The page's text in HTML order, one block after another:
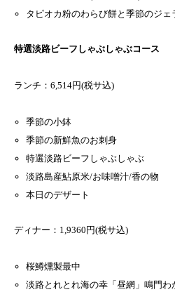
タピオカ粉のわらび餅と季節のジェ
特選淡路ビーフしゃぶしゃぶコース
ランチ：6,514円(税サ込)
季節の小鉢
季節の新鮮魚のお刺身
特選淡路ビーフしゃぶしゃぶ
淡路島産鮎原米/お味噌汁/香の物
本日のデザート
ディナー：1,9360円(税サ込)
桜鱒燻製最中
淡路とれとれ海の幸「昼網」鳴門わ